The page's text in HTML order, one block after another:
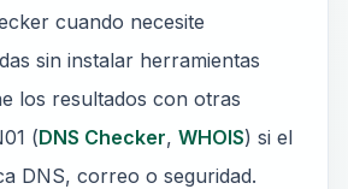
cuando necesite
sin instalar herramientas
los resultados con otras
(DNS Checker, WHOIS) si el
DNS, correo o seguridad.